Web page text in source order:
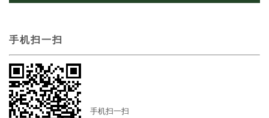
手机扫一扫
手机扫一扫